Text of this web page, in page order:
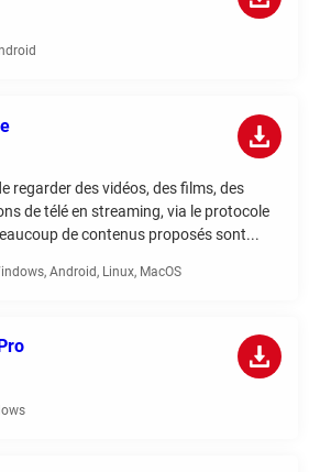
regarder des vidéos, des films, des
de télé en streaming, via le protocole
de contenus proposés sont...
Android, Linux, MacOS